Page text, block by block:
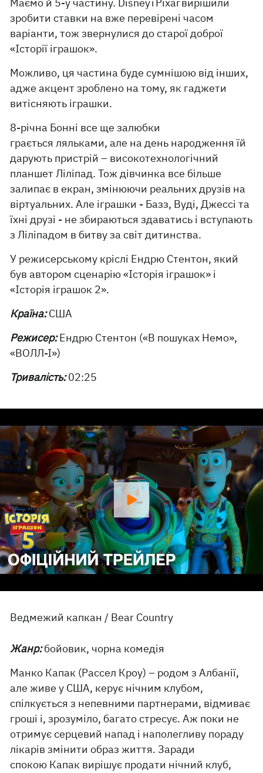
зробити ставки на вже перевірені часом
варіанти, тож звернулися до старої доброї
«Історії іграшок».
Можливо, ця частина буде сумнішою від інших,
адже акцент зроблено на тому, як гаджети
витісняють іграшки.
8-річна Бонні все ще залюбки
грається ляльками, але на день народження їй
дарують пристрій – високотехнологічний
планшет Ліліпад. Тож дівчинка все більше
залипає в екран, змінюючи реальних друзів на
віртуальних. Але іграшки - Базз, Вуді, Джессі та
їхні друзі - не збираються здаватись і вступають
з Ліліпадом в битву за світ дитинства.
У режисерському кріслі Ендрю Стентон, який
був автором сценарію «Історія іграшок» і
«Історія іграшок 2».
Країна:США
Режисер:Ендрю Стентон («В пошуках Немо»,
«ВОЛЛ-І»)
Тривалість:02:25
Ведмежий капкан / Bear Country
Жанр:бойовик, чорна комедія
Манко Капак (Рассел Кроу) – родом з Албанії,
але живе у США, керує нічним клубом,
спілкується з непевними партнерами, відмиває
гроші і, зрозуміло, багато стресує. Аж поки не
отримує серцевий напад і наполегливу пораду
лікарів змінити образ життя. Заради
спокою Капак вирішує продати нічний клуб,